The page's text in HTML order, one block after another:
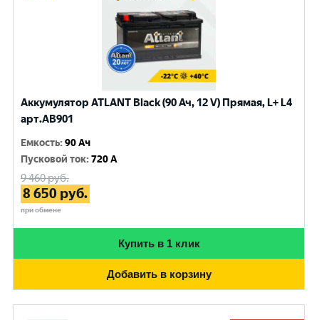
Аккумулятор ATLANT Black (90 Ач, 12 V) Прямая, L+ L4
арт.AB901
Емкость:90 Ач
Пусковой ток:720 A
9 460руб.
8 650 руб.
при обмене
Купить в 1 клик
Добавить в корзину